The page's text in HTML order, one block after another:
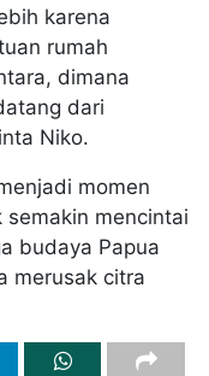
karena
rumah
dimana
dari
Niko.
momen
mencintai
budaya Papua
merusak citra